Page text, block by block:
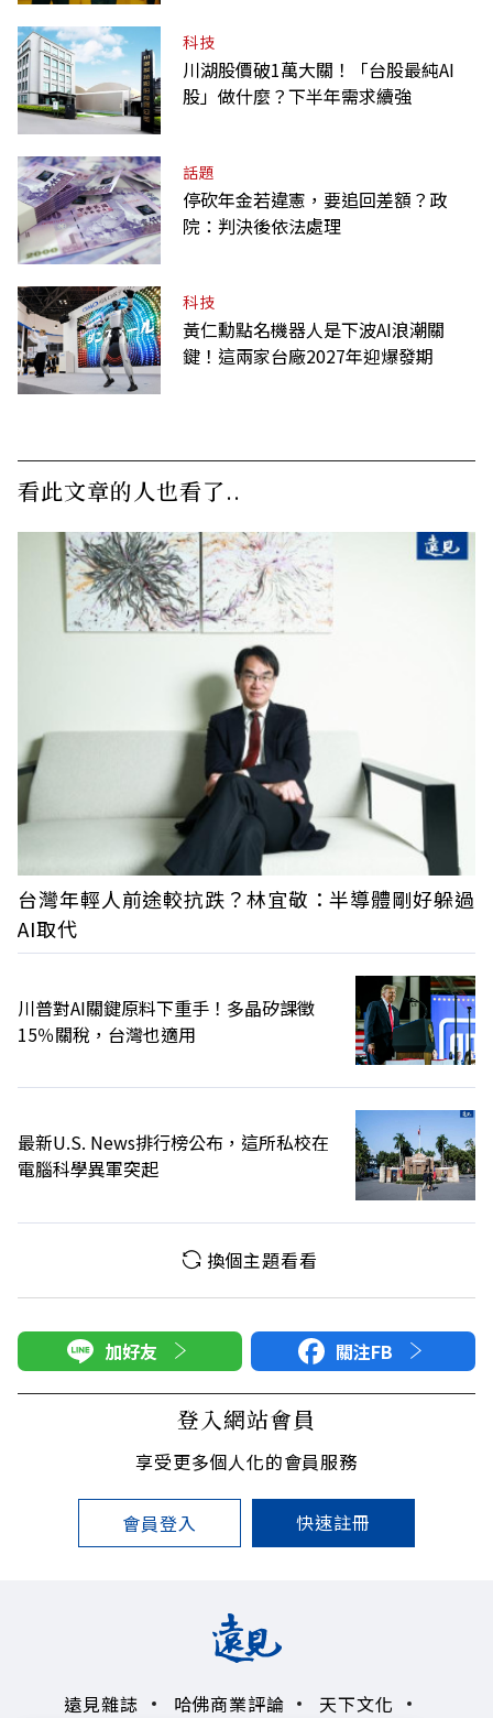
科技
川湖股價破1萬大關！「台股最純AI
股」做什麼？下半年需求續強
話題
停砍年金若違憲，要追回差額？政
院：判決後依法處理
科技
黃仁勳點名機器人是下波AI浪潮關
鍵！這兩家台廠2027年迎爆發期
看此文章的人也看了..
台灣年輕人前途較抗跌？林宜敬：半導體剛好躲過
AI取代
川普對AI關鍵原料下重手！多晶矽課徵
15％關稅，台灣也適用
最新U.S. News排行榜公布，這所私校在
電腦科學異軍突起
換個主題看看
加好友 關注FB
登入網站會員
享受更多個人化的會員服務
會員登入 快速註冊
遠見雜誌 哈佛商業評論 天下文化